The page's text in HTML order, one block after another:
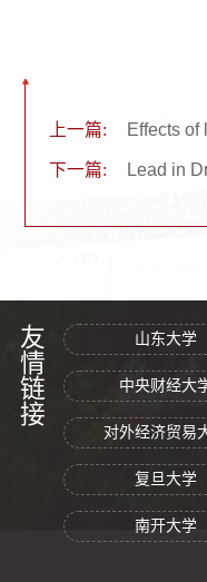
上一篇: Effects of lmmigration
下一篇: Lead in Drinking Water
友情链接 山东大学
中央财经大
对外经济贸易
复旦大学
南开大学